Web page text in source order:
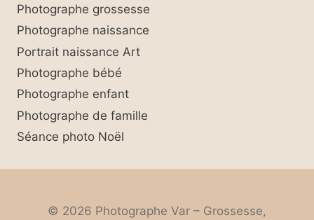
Photographe grossesse
Photographe naissance
Portrait naissance Art
Photographe bébé
Photographe enfant
Photographe de famille
Séance photo Noël
© 2026 Photographe Var – Grossesse,